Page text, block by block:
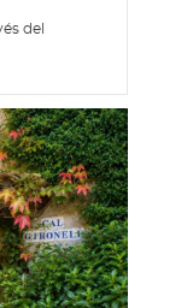
del